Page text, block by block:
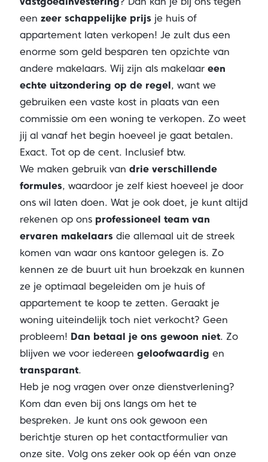
een zeer schappelijke prijsje huis of
appartement laten verkopen! Je zult dus een
enorme som geld besparen ten opzichte van
andere makelaars. Wij zijn als makelaar een
echte uitzondering op de regel, want we
gebruiken een vaste kost in plaats van een
commissie om een woning te verkopen. Zo weet
jij al vanaf het begin hoeveel je gaat betalen.
Exact. Tot op de cent. Inclusief btw.
We maken gebruik van drie verschillende
formules, waardoor je zelf kiest hoeveel je door
ons wil laten doen. Wat je ook doet, je kunt altijd
rekenen op ons professioneel team van
ervaren makelaarsdie allemaal uit de streek
komen van waar ons kantoor gelegen is. Zo
kennen ze de buurt uit hun broekzak en kunnen
ze je optimaal begeleiden om je huis of
appartement te koop te zetten. Geraakt je
woning uiteindelijk toch niet verkocht? Geen
probleem! Dan betaal je ons gewoon niet. Zo
blijven we voor iedereen geloofwaardig en
transparant.
Heb je nog vragen over onze dienstverlening?
Kom dan even bij ons langs om het te
bespreken. Je kunt ons ook gewoon een
berichtje sturen op het contactformulier van
onze site. Volg ons zeker ook op één van onze